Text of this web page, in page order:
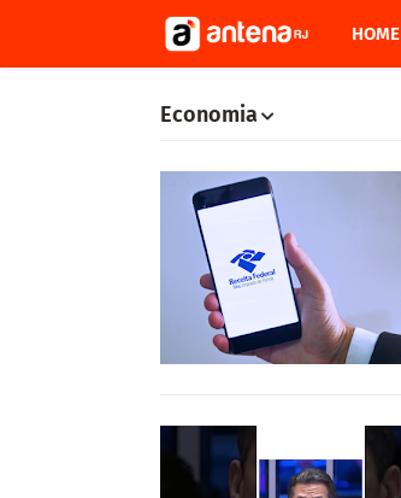
HOME
‎Economia